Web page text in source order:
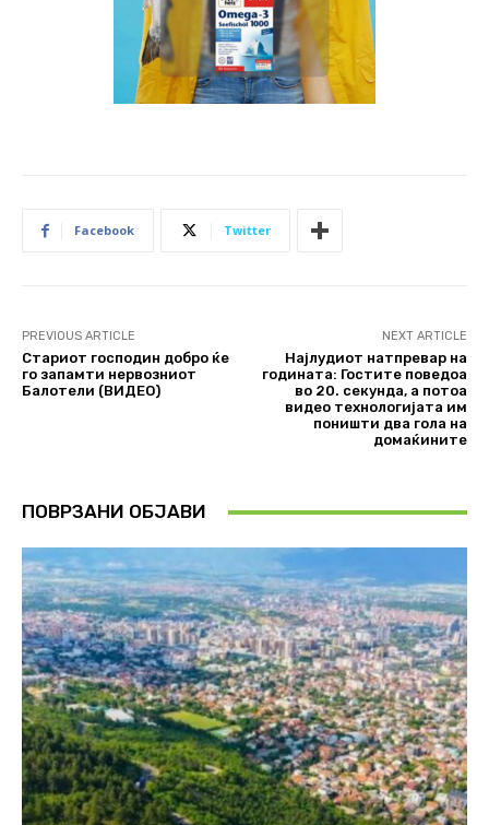
Facebook Twitter
PREVIOUS ARTICLE
Стариот господин добро ќе
го запaмти нервозниот
Балотели (ВИДЕО)
NEXT ARTICLE
Најлудиот натпревар на
годината: Гостите поведоа
во 20. секунда, а потоа
видео технологијата им
поништи два гола на
домаќините
ПОВРЗАНИ ОБЈАВИ